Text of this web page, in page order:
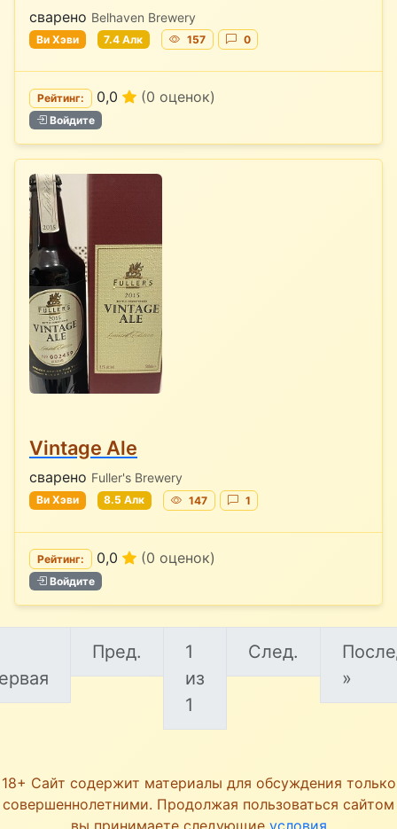
сварено Belhaven Brewery
Ви Хэви 7.4 Алк 157 0
Рейтинг: 0,0 (0 оценок)
Войдите
Vintage Ale
сварено Fuller's Brewery
Ви Хэви 8.5 Алк 147 1
Рейтинг: 0,0 (0 оценок)
Войдите
Пред.
1
из
1
След.
»
18+ Сайт содержит материалы для обсуждения только
совершеннолетними. Продолжая пользоваться сайтом
вы принимаете следующие условия